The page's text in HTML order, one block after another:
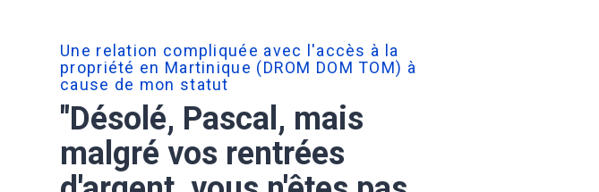
Une relation compliquée avec l'accès à la
propriété en Martinique (DROM DOM TOM) à
cause de mon statut
"Désolé, Pascal, mais
malgré vos rentrées